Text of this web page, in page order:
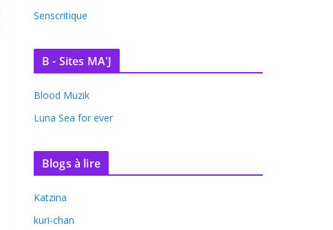
Senscritique
B - Sites MA'J
Blood Muzik
Luna Sea for ever
Blogs à lire
Katzina
kuri-chan